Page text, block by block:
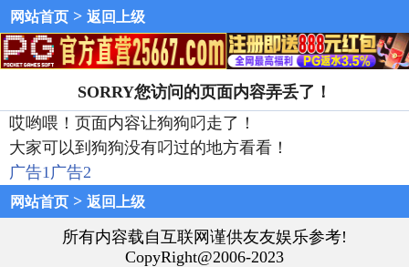
网站首页 > 返回上级
SORRY您访问的页面内容弄丢了！
哎哟喂！页面内容让狗狗叼走了！
大家可以到狗狗没有叼过的地方看看！
广告1广告2
网站首页 > 返回上级
所有内容载自互联网谨供友友娱乐参考!
CopyRight@2006-2023